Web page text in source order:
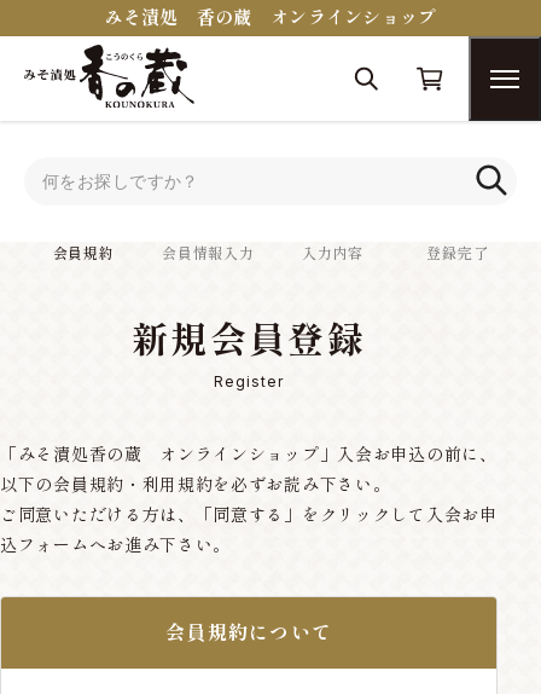
みそ漬処 香の蔵 オンラインショップ
会員規約 会員情報入力 入力内容 登録完了
新規会員登録
Register
「みそ漬処香の蔵 オンラインショップ」入会お申込の前に、
以下の会員規約・利用規約を必ずお読み下さい。
ご同意いただける方は、「同意する」をクリックして入会お申
込フォームへお進み下さい。
会員規約について